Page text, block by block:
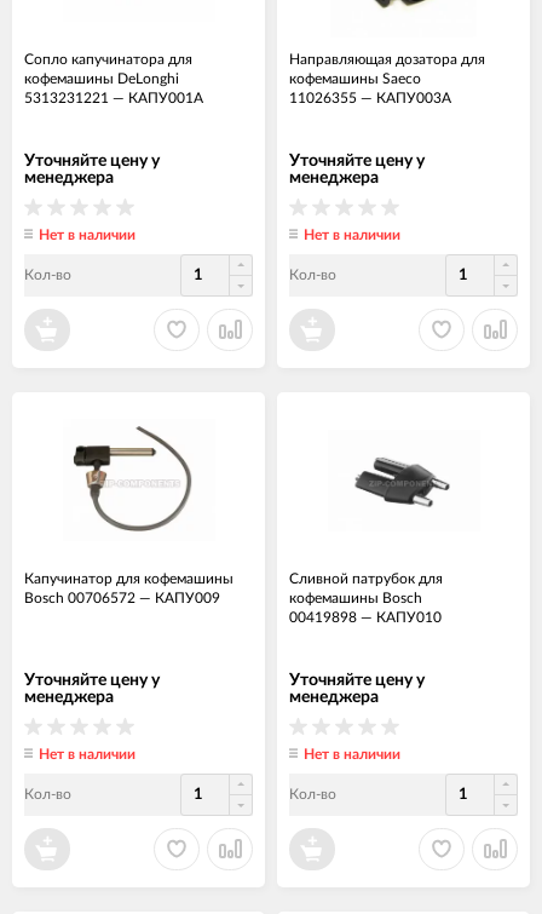
Сопло капучинатора для
кофемашины DeLonghi
5313231221 — КАПУ001А
Уточняйте цену у
менеджера
Нет в наличии
Кол-во
Направляющая дозатора для
кофемашины Saeco
11026355 — КАПУ003А
Уточняйте цену у
менеджера
Нет в наличии
Кол-во
Капучинатор для кофемашины
Bosch 00706572 — КАПУ009
Уточняйте цену у
менеджера
Нет в наличии
Кол-во
Сливной патрубок для
кофемашины Bosch
00419898 — КАПУ010
Уточняйте цену у
менеджера
Нет в наличии
Кол-во